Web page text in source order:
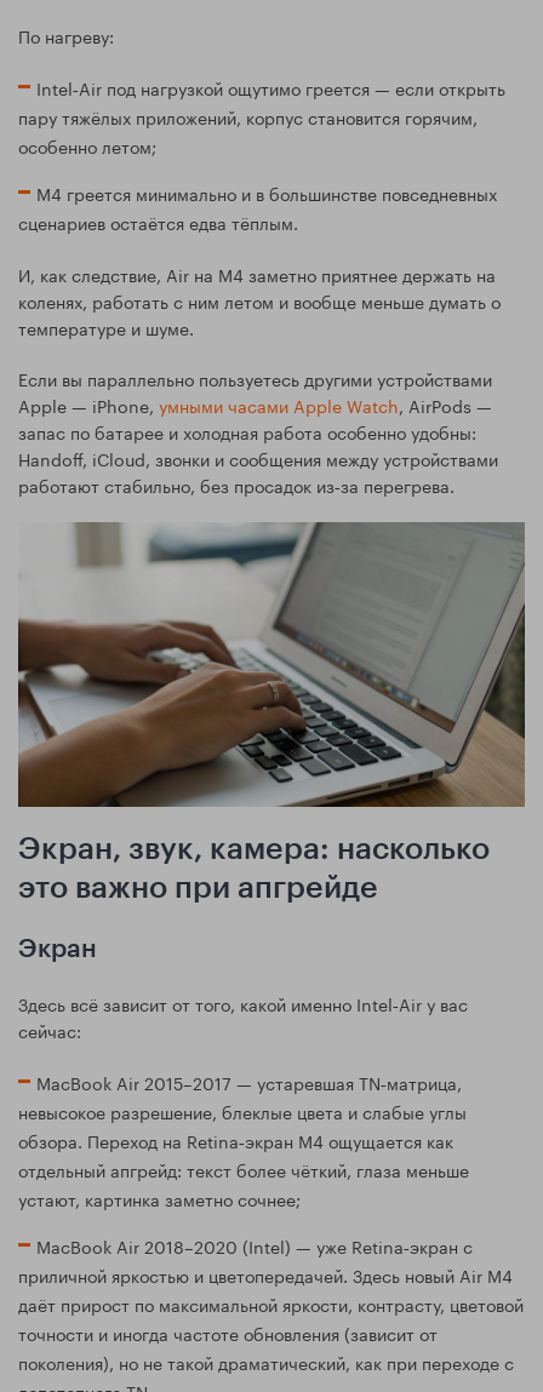
По нагреву:
Intel‑Air под нагрузкой ощутимо греется — если открыть
пару тяжёлых приложений, корпус становится горячим,
особенно летом;
M4 греется минимально и в большинстве повседневных
сценариев остаётся едва тёплым.
И, как следствие, Air на M4 заметно приятнее держать на
коленях, работать с ним летом и вообще меньше думать о
температуре и шуме.
Если вы параллельно пользуетесь другими устройствами
Apple — iPhone, умными часами Apple Watch, AirPods —
запас по батарее и холодная работа особенно удобны:
Handoff, iCloud, звонки и сообщения между устройствами
работают стабильно, без просадок из‑за перегрева.
Экран, звук, камера: насколько
это важно при апгрейде
Экран
Здесь всё зависит от того, какой именно Intel‑Air у вас
сейчас:
MacBook Air 2015–2017 — устаревшая TN‑матрица,
невысокое разрешение, блеклые цвета и слабые углы
обзора. Переход на Retina‑экран M4 ощущается как
отдельный апгрейд: текст более чёткий, глаза меньше
устают, картинка заметно сочнее;
MacBook Air 2018–2020 (Intel) — уже Retina‑экран с
приличной яркостью и цветопередачей. Здесь новый Air M4
даёт прирост по максимальной яркости, контрасту, цветовой
точности и иногда частоте обновления (зависит от
поколения), но не такой драматический, как при переходе с